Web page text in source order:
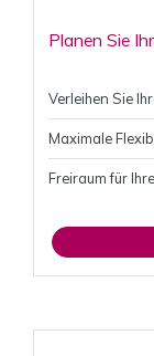
Planen Sie
Verleihen Sie
Maximale
Freiraum für